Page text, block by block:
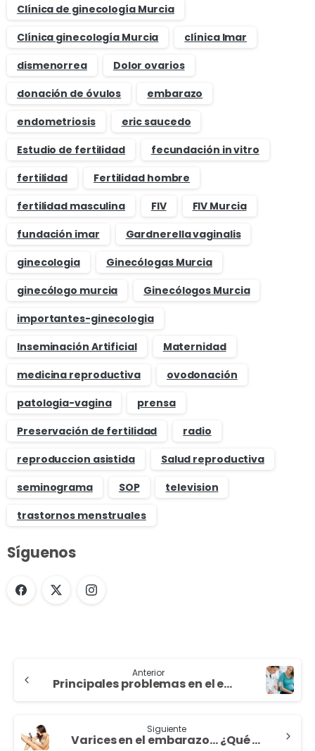
Clínica de ginecología Murcia
Clínica ginecología Murcia
clínica Imar
dismenorrea
Dolor ovarios
donación de óvulos
embarazo
endometriosis
eric saucedo
Estudio de fertilidad
fecundación in vitro
fertilidad
Fertilidad hombre
fertilidad masculina
FIV
FIV Murcia
fundación imar
Gardnerella vaginalis
ginecologia
Ginecólogas Murcia
ginecólogo murcia
Ginecólogos Murcia
importantes-ginecologia
Inseminación Artificial
Maternidad
medicina reproductiva
ovodonación
patologia-vagina
prensa
Preservación de fertilidad
radio
reproduccion asistida
Salud reproductiva
seminograma
SOP
television
trastornos menstruales
Síguenos
Anterior
Principales problemas en el embarazo
Siguiente
Varices en el embarazo… ¿Qué debo saber?